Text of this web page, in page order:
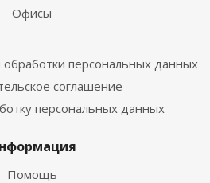
Офисы
персональных данных
соглашение
персональных данных
Помощь